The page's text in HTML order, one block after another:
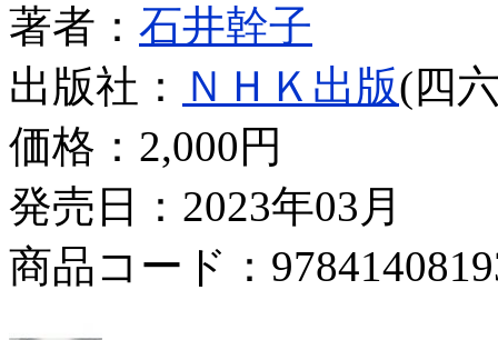
著者： 石井幹子
出版社：
ＮＨＫ出版(四
価格： 2,000円
発売日：2023年03月
商品コード：